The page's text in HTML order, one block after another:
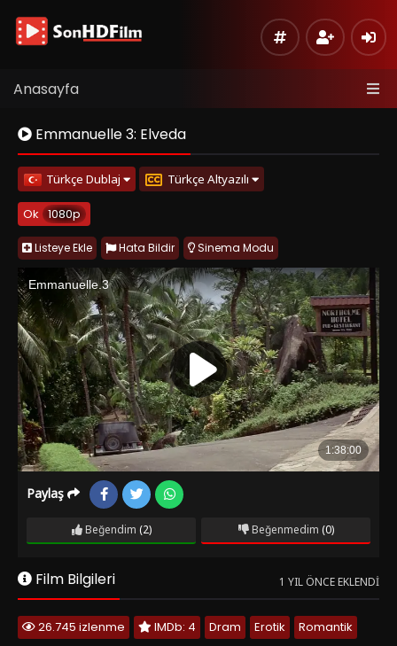
Anasayfa
Emmanuelle 3: Elveda
Türkçe Dublaj Türkçe Altyazılı
Ok 1080p
Listeye Ekle Hata Bildir Sinema Modu
Paylaş
Beğendim (2) Beğenmedim (0)
Film Bilgileri 1 YIL ÖNCE EKLENDI
26.745 izlenme IMDb: 4 Dram Erotik
Romantik